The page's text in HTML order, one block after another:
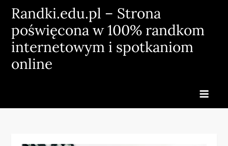
Skip
content
Randki.edu.pl – Strona
poświęcona w 100% randkom
internetowym i spotkaniom
online